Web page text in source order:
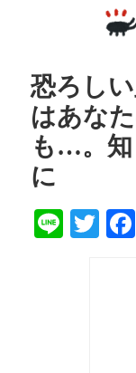
恐ろし
はあな
も…。知
に
Line